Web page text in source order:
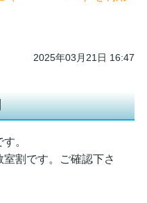
2025年03月21日 16:47
。
割です。ご確認下さ